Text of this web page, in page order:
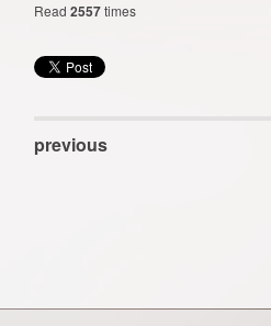
Read 2557times
previous